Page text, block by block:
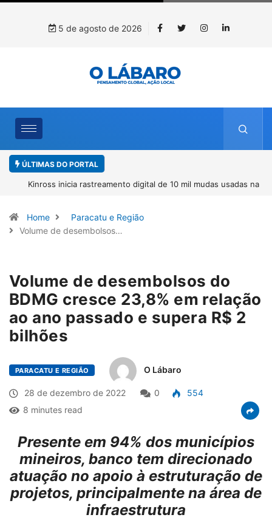
5 de agosto de 2026
ÚLTIMAS DO PORTAL
Kinross inicia rastreamento digital de 10 mil mudas usadas na
Home
Paracatu e Região
Volume de desembolsos…
Volume de desembolsos do
BDMG cresce 23,8% em relação
ao ano passado e supera R$ 2
bilhões
PARACATU E REGIÃO O Lábaro
28 de dezembro de 2022 0
554
8 minutes read
Presente em 94% dos municípios
mineiros, banco tem direcionado
atuação no apoio à estruturação de
projetos, principalmente na área de
infraestrutura